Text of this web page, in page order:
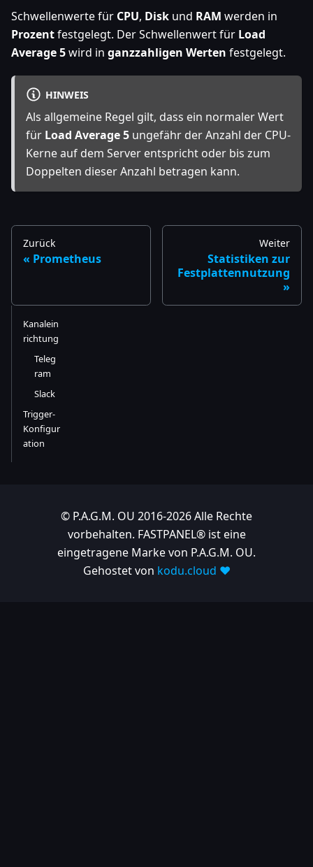
Schwellenwerte für CPU, Disk und RAM werden in
Prozentfestgelegt. Der Schwellenwert für Load
Average 5wird in ganzzahligen Werten festgelegt.
HINWEIS
Als allgemeine Regel gilt, dass ein normaler Wert
für Load Average 5 ungefähr der Anzahl der CPU-
Kerne auf dem Server entspricht oder bis zum
Doppelten dieser Anzahl betragen kann.
Zurück
Prometheus
Weiter
Statistiken zur
Festplattennutzung
Kanalein
richtung
Teleg
ram
Slack
Trigger-
Konfigur
ation
© P.A.G.M. OU 2016-2026 Alle Rechte
vorbehalten. FASTPANEL® ist eine
eingetragene Marke von P.A.G.M. OU.
Gehostet von kodu.cloud ❤️